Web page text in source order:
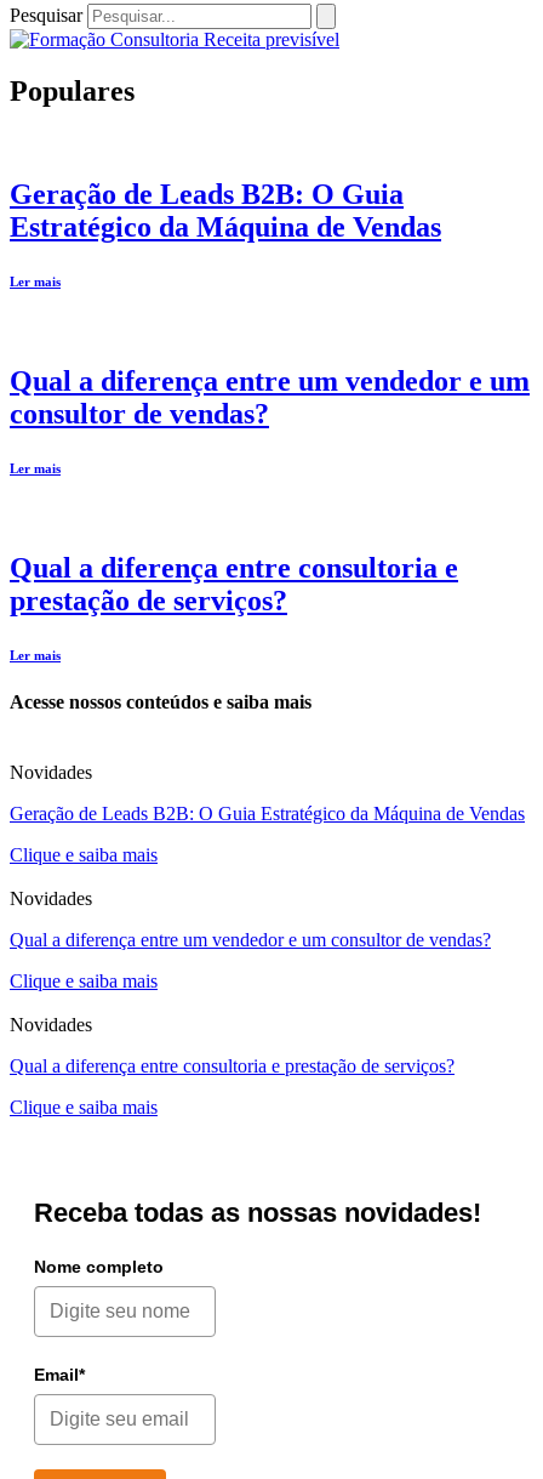
Pesquisar
Populares
Geração de Leads B2B: O Guia
Estratégico da Máquina de Vendas
Ler mais
Qual a diferença entre um vendedor e um
consultor de vendas?
Ler mais
Qual a diferença entre consultoria e
prestação de serviços?
Ler mais
Acesse nossos conteúdos e saiba mais
Novidades
Geração de Leads B2B: O Guia Estratégico da Máquina de Vendas
Clique e saiba mais
Novidades
Qual a diferença entre um vendedor e um consultor de vendas?
Clique e saiba mais
Novidades
Qual a diferença entre consultoria e prestação de serviços?
Clique e saiba mais
Receba todas as nossas novidades!
Nome completo
Email*